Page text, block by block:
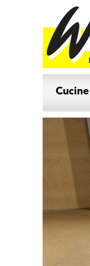
Cucine